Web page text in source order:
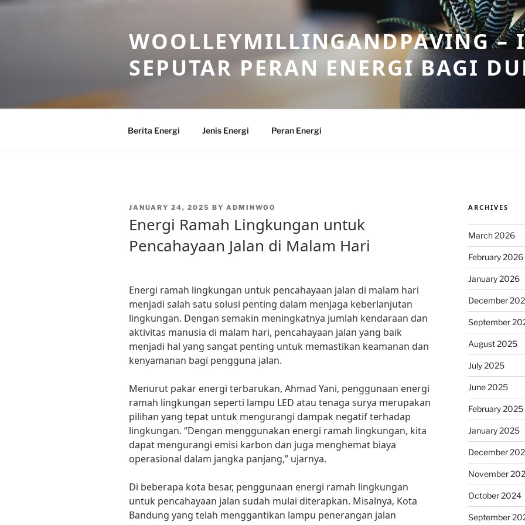
Skip
WOOLLEYMILLINGANDPAVING –
SEPUTAR PERAN ENERGI BAGI
Berita Energi Jenis Energi Peran Energi
POSTED
JANUARY 24, 2025 BY ADMINWOO
Energi Ramah Lingkungan untuk
Pencahayaan Jalan di Malam Hari
Energi ramah lingkungan untuk pencahayaan jalan di malam hari
menjadi salah satu solusi penting dalam menjaga keberlanjutan
lingkungan. Dengan semakin meningkatnya jumlah kendaraan dan
aktivitas manusia di malam hari, pencahayaan jalan yang baik
menjadi hal yang sangat penting untuk memastikan keamanan dan
kenyamanan bagi pengguna jalan.
Menurut pakar energi terbarukan, Ahmad Yani, penggunaan energi
ramah lingkungan seperti lampu LED atau tenaga surya merupakan
pilihan yang tepat untuk mengurangi dampak negatif terhadap
lingkungan. “Dengan menggunakan energi ramah lingkungan, kita
dapat mengurangi emisi karbon dan juga menghemat biaya
operasional dalam jangka panjang,” ujarnya.
Di beberapa kota besar, penggunaan energi ramah lingkungan
untuk pencahayaan jalan sudah mulai diterapkan. Misalnya, Kota
Bandung yang telah menggantikan lampu penerangan jalan
ARCHIVES
March 2026
February 2026
January 2026
December
September
August 2025
July 2025
June 2025
February 2025
January 2025
December
November
October 2024
September